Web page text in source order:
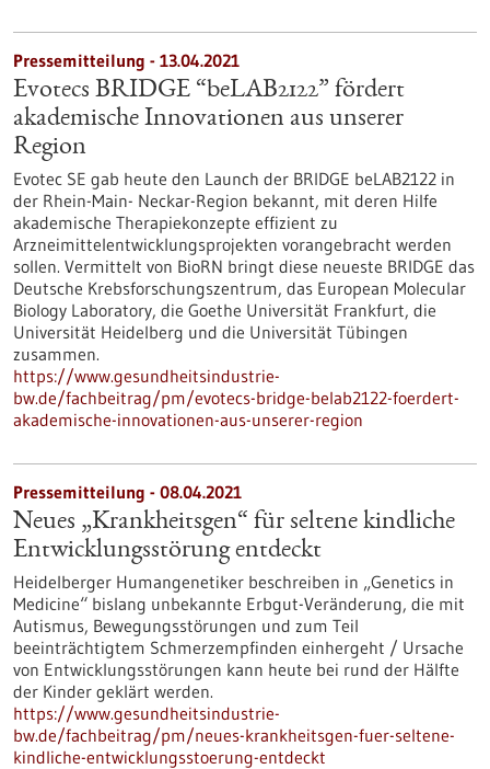
Pressemitteilung - 13.04.2021
Evotecs BRIDGE “beLAB2122” fördert
akademische Innovationen aus unserer
Region
Evotec SE gab heute den Launch der BRIDGE beLAB2122 in
der Rhein-Main- Neckar-Region bekannt, mit deren Hilfe
akademische Therapiekonzepte effizient zu
Arzneimittelentwicklungsprojekten vorangebracht werden
sollen. Vermittelt von BioRN bringt diese neueste BRIDGE das
Deutsche Krebsforschungszentrum, das European Molecular
Biology Laboratory, die Goethe Universität Frankfurt, die
Universität Heidelberg und die Universität Tübingen
zusammen.
https://www.gesundheitsindustrie-
bw.de/fachbeitrag/pm/evotecs-bridge-belab2122-foerdert-
akademische-innovationen-aus-unserer-region
Pressemitteilung - 08.04.2021
Neues „Krankheitsgen“ für seltene kindliche
Entwicklungsstörung entdeckt
Heidelberger Humangenetiker beschreiben in „Genetics in
Medicine“ bislang unbekannte Erbgut-Veränderung, die mit
Autismus, Bewegungsstörungen und zum Teil
beeinträchtigtem Schmerzempfinden einhergeht / Ursache
von Entwicklungsstörungen kann heute bei rund der Hälfte
der Kinder geklärt werden.
https://www.gesundheitsindustrie-
bw.de/fachbeitrag/pm/neues-krankheitsgen-fuer-seltene-
kindliche-entwicklungsstoerung-entdeckt